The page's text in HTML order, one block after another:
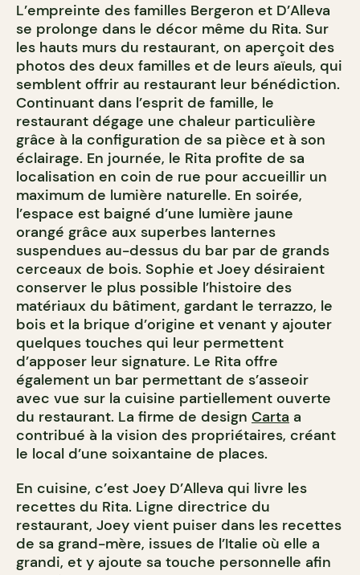
L’empreinte des familles Bergeron et D’Alleva
se prolonge dans le décor même du Rita. Sur
les hauts murs du restaurant, on aperçoit des
photos des deux familles et de leurs aïeuls, qui
semblent offrir au restaurant leur bénédiction.
Continuant dans l’esprit de famille, le
restaurant dégage une chaleur particulière
grâce à la configuration de sa pièce et à son
éclairage. En journée, le Rita profite de sa
localisation en coin de rue pour accueillir un
maximum de lumière naturelle. En soirée,
l’espace est baigné d’une lumière jaune
orangé grâce aux superbes lanternes
suspendues au-dessus du bar par de grands
cerceaux de bois. Sophie et Joey désiraient
conserver le plus possible l’histoire des
matériaux du bâtiment, gardant le terrazzo, le
bois et la brique d’origine et venant y ajouter
quelques touches qui leur permettent
d’apposer leur signature. Le Rita offre
également un bar permettant de s’asseoir
avec vue sur la cuisine partiellement ouverte
du restaurant. La firme de design Carta a
contribué à la vision des propriétaires, créant
le local d’une soixantaine de places.
En cuisine, c’est Joey D’Alleva qui livre les
recettes du Rita. Ligne directrice du
restaurant, Joey vient puiser dans les recettes
de sa grand-mère, issues de l’Italie où elle a
grandi, et y ajoute sa touche personnelle afin